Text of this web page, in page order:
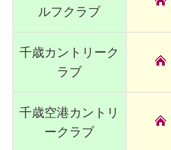
ルフクラブ
千歳カントリーク
ラブ
千歳空港カントリ
ークラブ